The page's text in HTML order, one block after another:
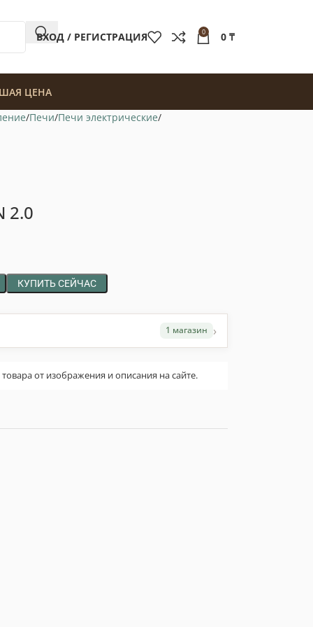
ВХОД / РЕГИСТРАЦИЯ 0 0 ₸
ЦЕНА
Печи Печи электрические
2.0
КУПИТЬ СЕЙЧАС
1 магазин ›
от изображения и описания на сайте.